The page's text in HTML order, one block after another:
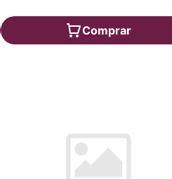
Comprar